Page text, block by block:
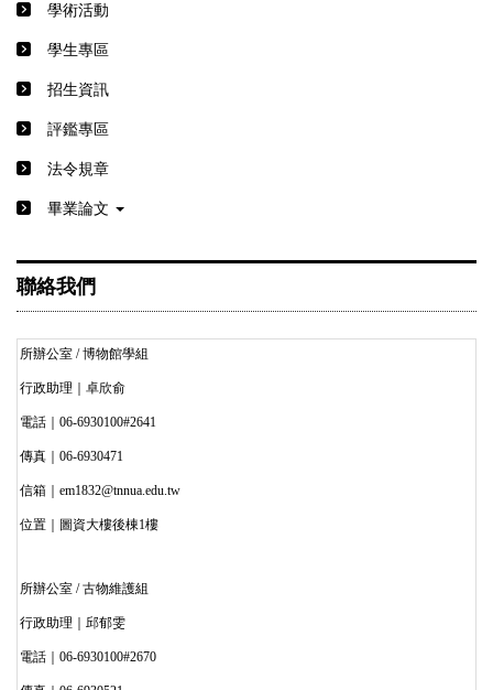
學術活動
學生專區
招生資訊
評鑑專區
法令規章
畢業論文
聯絡我們
所辦公室 / 博物館學組
行政助理｜卓欣俞
電話｜06-6930100#2641
傳真｜06-6930471
信箱｜em1832@tnnua.edu.tw
位置｜圖資大樓後棟1樓
所辦公室 / 古物維護組
行政助理｜邱郁雯
電話｜06-6930100#2670